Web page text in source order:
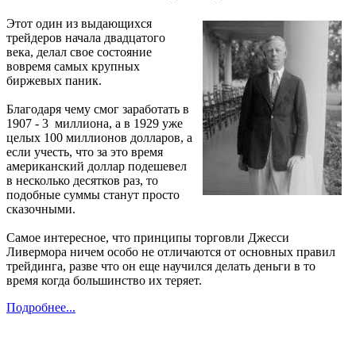
Этот один из выдающихся
трейдеров начала двадцатого
века, делал свое состояние
вовремя самых крупных
биржевых паник.
Благодаря чему смог заработать в
1907 - 3 миллиона, а в 1929 уже
целых 100 миллионов долларов, а
если учесть, что за это время
американский доллар подешевел
в несколько десятков раз, то
подобные суммы станут просто
сказочными.
Самое интересное, что принципы торговли Джесси
Ливермора ничем особо не отличаются от основных правил
трейдинга, разве что он еще научился делать деньги в то
время когда большинство их теряет.
Подробнее...